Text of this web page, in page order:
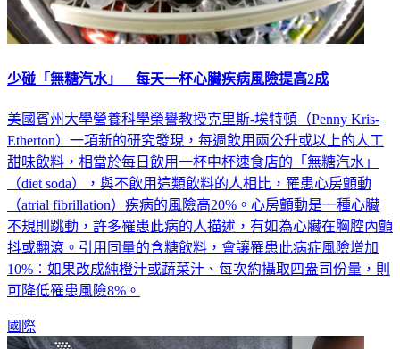
少碰「無糖汽水」 每天一杯心臟疾病風險提高2成
美國賓州大學營養科學榮譽教授克里斯-埃特頓（Penny Kris-
Etherton）一項新的研究發現，每週飲用兩公升或以上的人工
甜味飲料，相當於每日飲用一杯中杯速食店的「無糖汽水」
（diet soda），與不飲用這類飲料的人相比，罹患心房顫動
（atrial fibrillation）疾病的風險高20%。心房顫動是一種心臟
不規則跳動，許多罹患此病的人描述，有如為心臟在胸腔內顫
抖或翻滾。引用同量的含糖飲料，會讓罹患此病症風險增加
10%︰如果改成純橙汁或蔬菜汁、每次約攝取四盎司份量，則
可降低罹患風險8%。
國際